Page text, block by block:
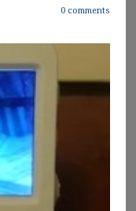
0 comments